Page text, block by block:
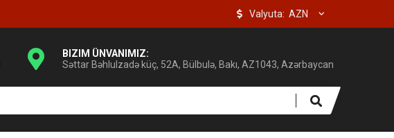
Valyuta:
BIZIM ÜNVANIMIZ:
Səttar Bəhlulzadə küç, 52A, Bülbulə, Bakı, AZ1043, Azərbaycan